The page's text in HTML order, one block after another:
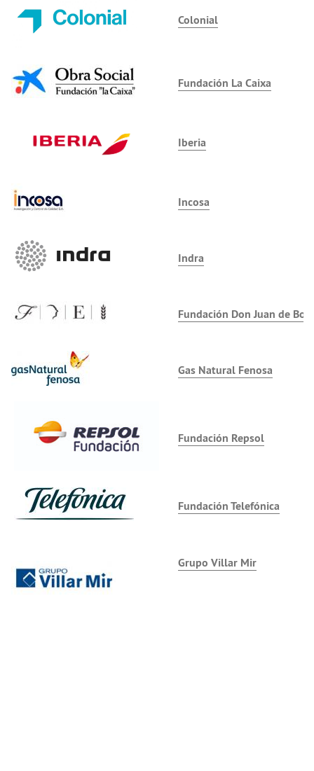
Colonial
Fundación La Caixa
Iberia
Incosa
Indra
Fundación Don Juan de
Gas Natural Fenosa
Fundación Repsol
Fundación Telefónica
Grupo Villar Mir